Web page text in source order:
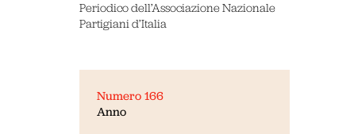
Periodico dell’Associazione Nazionale
Partigiani d’Italia
Numero 166
Anno